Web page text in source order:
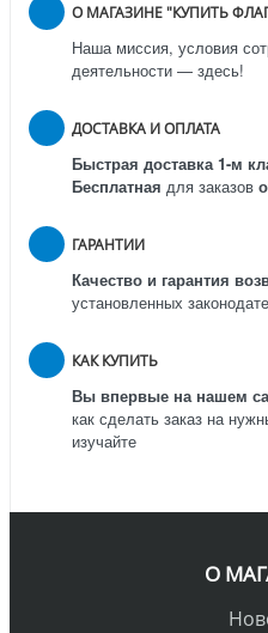
О МАГАЗИНЕ "КУПИТЬ
Наша миссия, условия
деятельности — здесь!
ДОСТАВКА И ОПЛАТА
Быстрая доставка 1-м
Бесплатная для заказов
ГАРАНТИИ
Качество и гарантия
установленных
КАК КУПИТЬ
Вы впервые на нашем
как сделать заказ на
изучайте
О